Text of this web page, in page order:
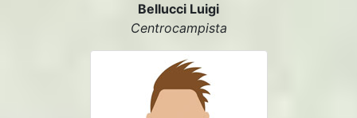
Bellucci Luigi
Centrocampista